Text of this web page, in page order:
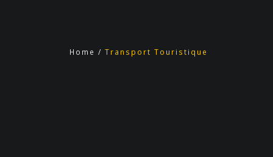
Home / Transport Touristique